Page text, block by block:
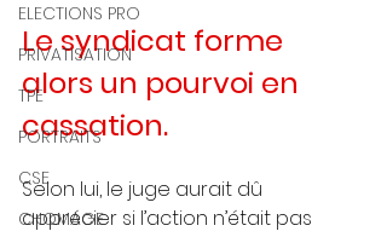
ELECTIONS PRO
PRIVATISATION
TPE
PORTRAITS
CSE
CHOMAGE
Le syndicat forme
alors un pourvoi en
cassation.
Selon lui, le juge aurait dû
apprécier si l’action n’était pas